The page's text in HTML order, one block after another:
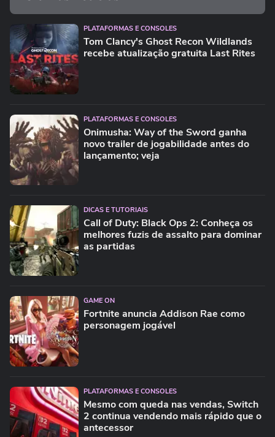
PLATAFORMAS E CONSOLES
Tom Clancy's Ghost Recon Wildlands
recebe atualização gratuita Last Rites
PLATAFORMAS E CONSOLES
Onimusha: Way of the Sword ganha
novo trailer de jogabilidade antes do
lançamento; veja
DICAS E TUTORIAIS
Call of Duty: Black Ops 2: Conheça os
melhores fuzis de assalto para dominar
as partidas
GAME ON
Fortnite anuncia Addison Rae como
personagem jogável
PLATAFORMAS E CONSOLES
Mesmo com queda nas vendas, Switch
2 continua vendendo mais rápido que o
antecessor